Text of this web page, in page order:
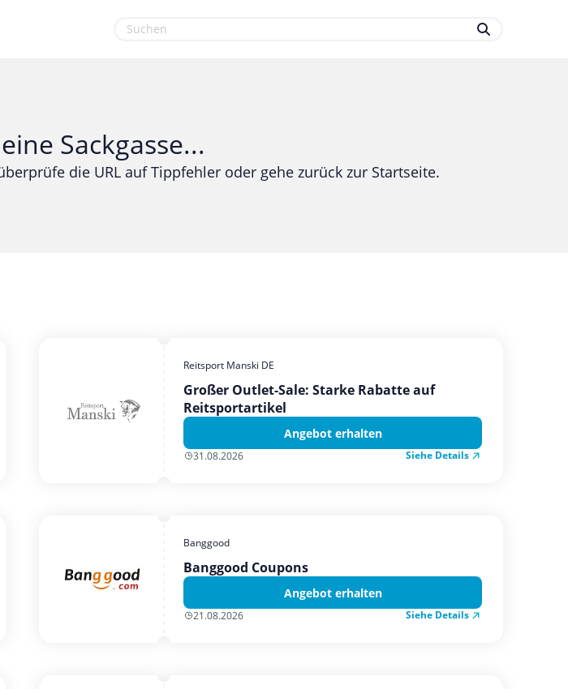
Sackgasse...
die URL auf Tippfehler oder gehe zurück zur Startseite.
Reitsport Manski DE
Großer Outlet-Sale: Starke Rabatte auf
Reitsportartikel
Angebot erhalten
31.08.2026 Siehe Details
Banggood
Banggood Coupons
Angebot erhalten
21.08.2026 Siehe Details